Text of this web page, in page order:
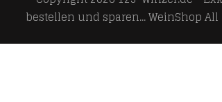
bestellen und sparen... WeinShopAll